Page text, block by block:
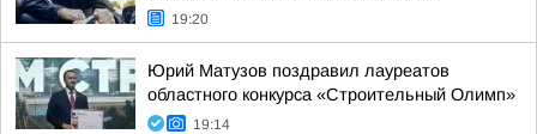
19:20
Юрий Матузов поздравил лауреатов
областного конкурса «Строительный Олимп»
19:14